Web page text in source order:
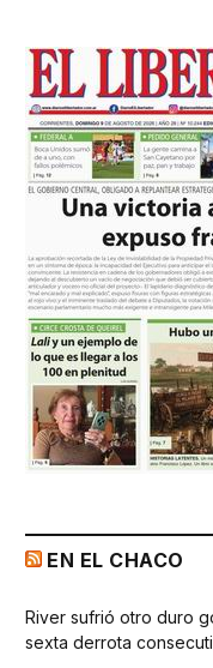
EN EL CHACO
River sufrió otro duro
sexta derrota